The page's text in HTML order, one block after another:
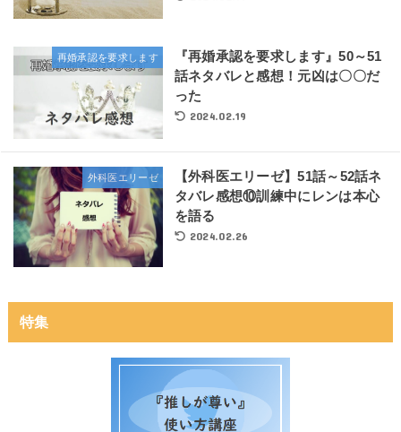
再婚承認を要求します
『再婚承認を要求します』50～51
話ネタバレと感想！元凶は〇〇だ
った
2024.02.19
外科医エリーゼ
【外科医エリーゼ】51話～52話ネ
タバレ感想⑩訓練中にレンは本心
を語る
2024.02.26
特集